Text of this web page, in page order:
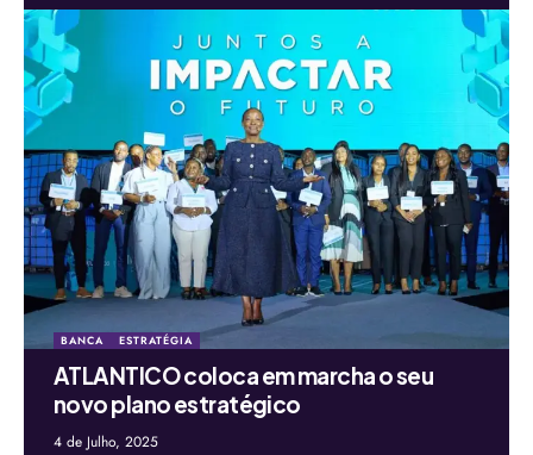
BANCA ESTRATÉGIA
ATLANTICO coloca em marcha o seu
novo plano estratégico
4 de Julho, 2025